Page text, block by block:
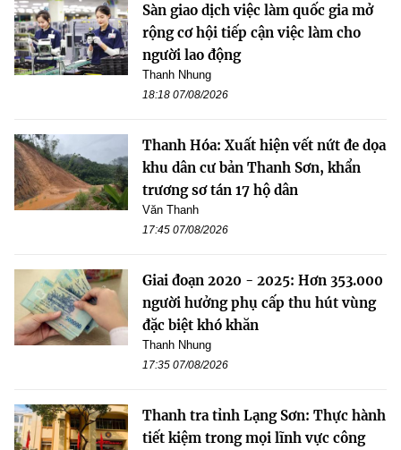
Sàn giao dịch việc làm quốc gia mở
rộng cơ hội tiếp cận việc làm cho
người lao động
Thanh Nhung
18:18 07/08/2026
Thanh Hóa: Xuất hiện vết nứt đe dọa
khu dân cư bản Thanh Sơn, khẩn
trương sơ tán 17 hộ dân
Văn Thanh
17:45 07/08/2026
Giai đoạn 2020 - 2025: Hơn 353.000
người hưởng phụ cấp thu hút vùng
đặc biệt khó khăn
Thanh Nhung
17:35 07/08/2026
Thanh tra tỉnh Lạng Sơn: Thực hành
tiết kiệm trong mọi lĩnh vực công